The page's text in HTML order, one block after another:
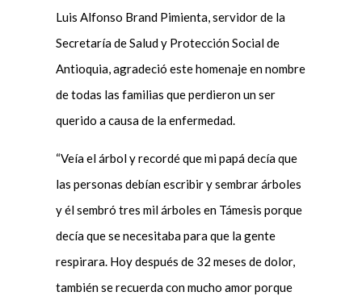
Luis Alfonso Brand Pimienta, servidor de la
Secretaría de Salud y Protección Social de
Antioquia, agradeció este homenaje en nombre
de todas las familias que perdieron un ser
querido a causa de la enfermedad.
“Veía el árbol y recordé que mi papá decía que
las personas debían escribir y sembrar árboles
y él sembró tres mil árboles en Támesis porque
decía que se necesitaba para que la gente
respirara. Hoy después de 32 meses de dolor,
también se recuerda con mucho amor porque